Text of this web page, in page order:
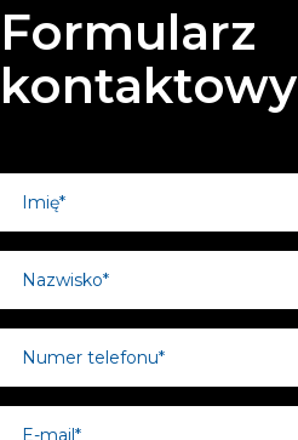
Formularz
kontaktowy